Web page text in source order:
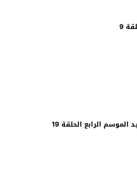
9
الرابع الحلقة 19